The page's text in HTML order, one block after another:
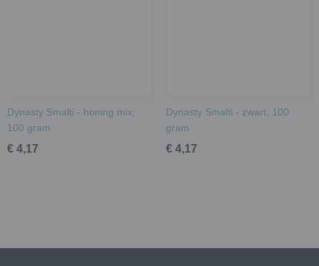
Dynasty Smalti - honing mix;
100 gram
€ 4,17
Dynasty Smalti - zwart; 100
gram
€ 4,17